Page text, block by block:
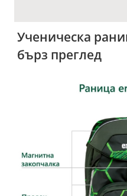
Ученическа
бърз преглед